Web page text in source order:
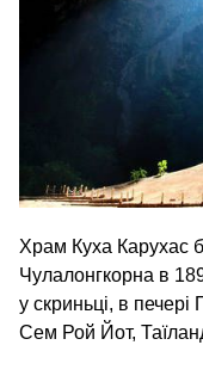
Храм Куха Карухас
Чулалонгкорна в
у скриньці, в
Сем Рой Йот,